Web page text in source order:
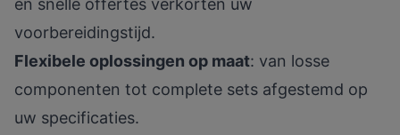
en snelle offertes verkorten uw
voorbereidingstijd.
Flexibele oplossingen op maat: van losse
componenten tot complete sets afgestemd op
uw specificaties.